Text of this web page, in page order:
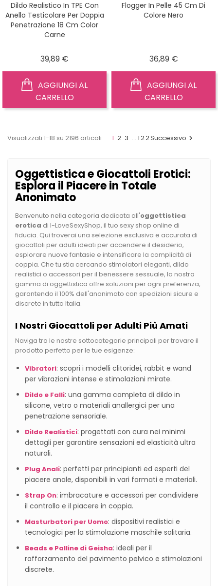
Dildo Realistico In TPE Con
Anello Testicolare Per Doppia
Penetrazione 18 Cm Color
Carne
39,89 €
CARRELLO
Flogger In Pelle 45 Cm Di
Colore Nero
36,89 €Prezzo
CARRELLO
Visualizzati 1-18 su 2196 articoli 1 2 3 … 122Successivo 
Oggettistica e Giocattoli Erotici:
Esplora il Piacere in Totale
Anonimato
Benvenuto nella categoria dedicata all'oggettistica
erotica di I-LoveSexyShop, il tuo sexy shop online di
fiducia. Qui troverai una selezione esclusiva e accurata di
giocattoli per adulti ideati per accendere il desiderio,
esplorare nuove fantasie e intensificare la complicità di
coppia. Che tu stia cercando stimolatori eleganti, dildo
realistici o accessori per il benessere sessuale, la nostra
gamma di oggettistica offre soluzioni per ogni preferenza,
garantendo il 100% dell'anonimato con spedizioni sicure e
discrete in tutta Italia.
I Nostri Giocattoli per Adulti Più Amati
Naviga tra le nostre sottocategorie principali per trovare il
prodotto perfetto per le tue esigenze:
Vibratori: scopri i modelli clitoridei, rabbit e wand
per vibrazioni intense e stimolazioni mirate.
Dildo e Falli: una gamma completa di dildo in
silicone, vetro o materiali anallergici per una
penetrazione sensoriale.
Dildo Realistici: progettati con cura nei minimi
dettagli per garantire sensazioni ed elasticità ultra
naturali.
Plug Anali: perfetti per principianti ed esperti del
piacere anale, disponibili in vari formati e materiali.
Strap On: imbracature e accessori per condividere
il controllo e il piacere in coppia.
Masturbatori per Uomo: dispositivi realistici e
tecnologici per la stimolazione maschile solitaria.
Beads e Palline di Geisha: ideali per il
rafforzamento del pavimento pelvico e stimolazioni
discrete.